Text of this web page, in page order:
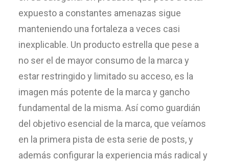
expuesto a constantes amenazas sigue
manteniendo una fortaleza a veces casi
inexplicable. Un producto estrella que pese a
no ser el de mayor consumo de la marca y
estar restringido y limitado su acceso, es la
imagen más potente de la marca y gancho
fundamental de la misma. Así como guardián
del objetivo esencial de la marca, que veíamos
en la primera pista de esta serie de posts, y
además configurar la experiencia más radical y